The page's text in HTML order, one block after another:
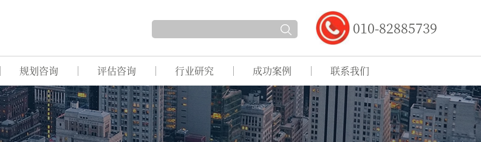
010-82885739
规划咨询 评估咨询 行业研究 成功案例 联系我们